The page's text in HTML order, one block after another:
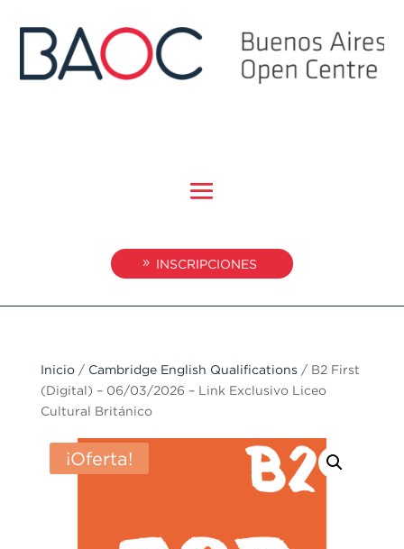
INSCRIPCIONES
Inicio/ Cambridge English Qualifications / B2 First
(Digital) – 06/03/2026 – Link Exclusivo Liceo
Cultural Británico
¡Oferta!